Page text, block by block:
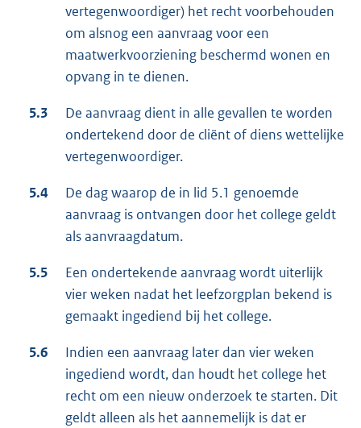
vertegenwoordiger) het recht voorbehouden
om alsnog een aanvraag voor een
maatwerkvoorziening beschermd wonen en
opvang in te dienen.
5.3
De aanvraag dient in alle gevallen te worden
ondertekend door de cliënt of diens wettelijke
vertegenwoordiger.
5.4
De dag waarop de in lid 5.1 genoemde
aanvraag is ontvangen door het college geldt
als aanvraagdatum.
5.5
Een ondertekende aanvraag wordt uiterlijk
vier weken nadat het leefzorgplan bekend is
gemaakt ingediend bij het college.
5.6
Indien een aanvraag later dan vier weken
ingediend wordt, dan houdt het college het
recht om een nieuw onderzoek te starten. Dit
geldt alleen als het aannemelijk is dat er